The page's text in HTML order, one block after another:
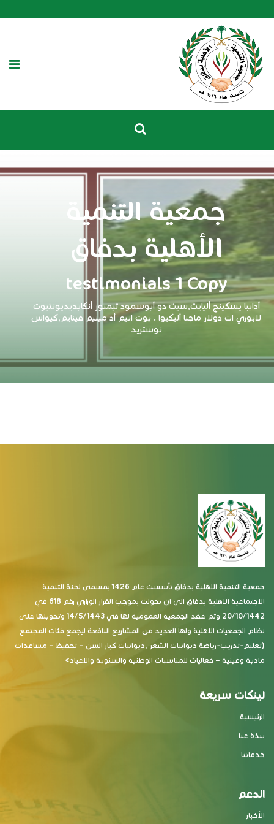
جمعية التنمية
الأهلية بدفاق
testimonials 1 Copy
أدايبا يسكينج أليايت,سيت دو أيوسمود تيمبور أنكايديديونتيوت
لابوري ات دولار ماجنا أليكيوا . يوت انيم أد مينيم فينايم,كيواس
نوستريد
جمعية التنمية الاهلية بدفاق تأسست عام 1426 بمسمى لجنة التنمية
الاجتماعية الاهلية بدفاق الى ان تحولت بموجب القرار الوزاري رقم 618 في
20/10/1442 وتم عقد الجمعية العمومية لها في 14/5/1443 وتحويلها على
نظام الجمعيات الاهلية ولها العديد من المشاريع النافعة ليجمع فئات المجتمع
(تعليم-تدريب-رياضة ديوانيات الشعر ,ديوانيات كبار السن – تحفيظ – مساعدات
مادية وعينية – فعاليات للمناسبات الوطنية والسنوية والاعياد>
لينكات سريعة
الرئيسية
نبذة عنا
خدماتنا
الدعم
الأخبار